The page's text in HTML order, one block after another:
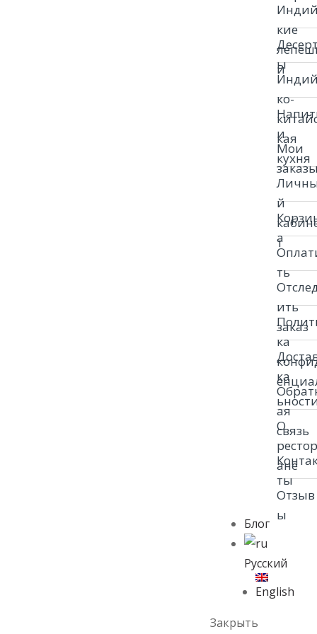
кие
и
Десерт
ы
ко-
кая
кухня
и
Мои
й
т
а
ть
ить
заказ
ка
ка
ая
связь
О
рестор
ане
ты
Отзыв
ы
Блог
Русский
English
Закрыть